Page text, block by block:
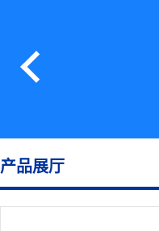
产品展厅